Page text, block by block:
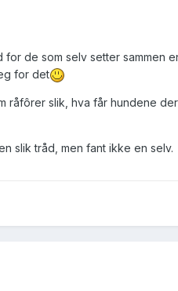
de som selv setter sammen
for det
råfôrer slik, hva får hundene
slik tråd, men fant ikke en selv.